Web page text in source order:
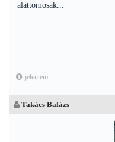
alattomosak...
jelentem
Takács Balázs